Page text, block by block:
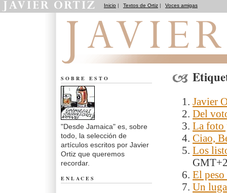
Inicio | Textos de Ortiz | Voces amigas
Javier
Del
La foto
Ciao,
Los
El peso
Un
SOBRE ESTO
"Desde Jamaica" es, sobre
todo, la selección de
artículos escritos por Javier
Ortiz que queremos
recordar.
ENLACES